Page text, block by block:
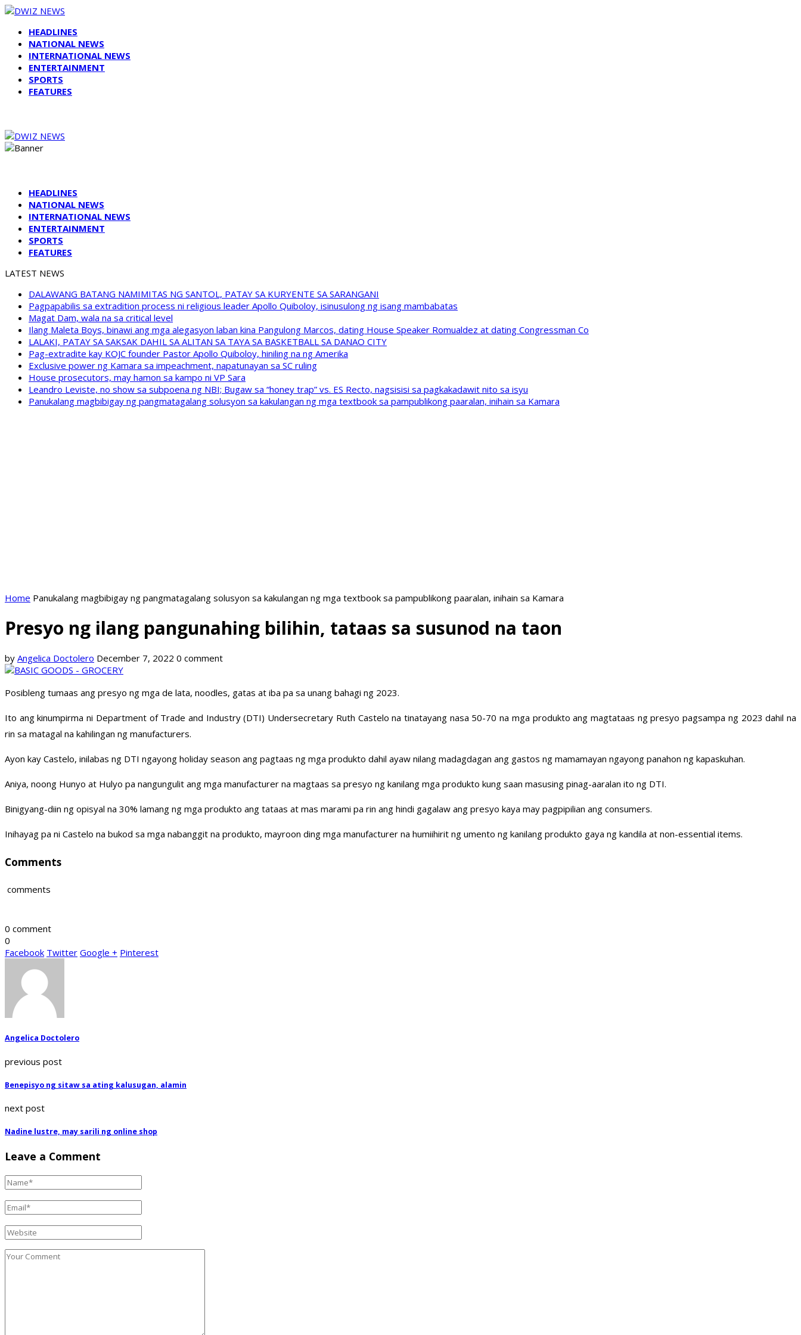
HEADLINES
NATIONAL NEWS
INTERNATIONAL NEWS
ENTERTAINMENT
SPORTS
FEATURES
HEADLINES
NATIONAL NEWS
INTERNATIONAL NEWS
ENTERTAINMENT
SPORTS
FEATURES
LATEST NEWS
DALAWANG BATANG NAMIMITAS NG SANTOL, PATAY SA KURYENTE SA SARANGANI
Pagpapabilis sa extradition process ni religious leader Apollo Quiboloy, isinusulong ng isang mambabatas
Magat Dam, wala na sa critical level
Ilang Maleta Boys, binawi ang mga alegasyon laban kina Pangulong Marcos, dating House Speaker Romualdez at dating Congressman Co
LALAKI, PATAY SA SAKSAK DAHIL SA ALITAN SA TAYA SA BASKETBALL SA DANAO CITY
Pag-extradite kay KOJC founder Pastor Apollo Quiboloy, hiniling na ng Amerika
Exclusive power ng Kamara sa impeachment, napatunayan sa SC ruling
House prosecutors, may hamon sa kampo ni VP Sara
Leandro Leviste, no show sa subpoena ng NBI; Bugaw sa “honey trap” vs. ES Recto, nagsisisi sa pagkakadawit nito sa isyu
Panukalang magbibigay ng pangmatagalang solusyon sa kakulangan ng mga textbook sa pampublikong paaralan, inihain sa Kamara
Home Panukalang magbibigay ng pangmatagalang solusyon sa kakulangan ng mga textbook sa pampublikong paaralan, inihain sa Kamara
Presyo ng ilang pangunahing bilihin, tataas sa susunod na taon
by Angelica Doctolero December 7, 2022 0 comment
Posibleng tumaas ang presyo ng mga de lata, noodles, gatas at iba pa sa unang bahagi ng 2023.
Ito ang kinumpirma ni Department of Trade and Industry (DTI) Undersecretary Ruth Castelo na tinatayang nasa 50-70 na mga produkto ang magtataas ng presyo pagsampa ng 2023 dahil na
rin sa matagal na kahilingan ng manufacturers.
Ayon kay Castelo, inilabas ng DTI ngayong holiday season ang pagtaas ng mga produkto dahil ayaw nilang madagdagan ang gastos ng mamamayan ngayong panahon ng kapaskuhan.
Aniya, noong Hunyo at Hulyo pa nangungulit ang mga manufacturer na magtaas sa presyo ng kanilang mga produkto kung saan masusing pinag-aaralan ito ng DTI.
Binigyang-diin ng opisyal na 30% lamang ng mga produkto ang tataas at mas marami pa rin ang hindi gagalaw ang presyo kaya may pagpipilian ang consumers.
Inihayag pa ni Castelo na bukod sa mga nabanggit na produkto, mayroon ding mga manufacturer na humiihirit ng umento ng kanilang produkto gaya ng kandila at non-essential items.
Comments
comments
0 comment
0
Facebook Twitter Google + Pinterest
Angelica Doctolero
previous post
Benepisyo ng sitaw sa ating kalusugan, alamin
next post
Nadine lustre, may sarili ng online shop
Leave a Comment